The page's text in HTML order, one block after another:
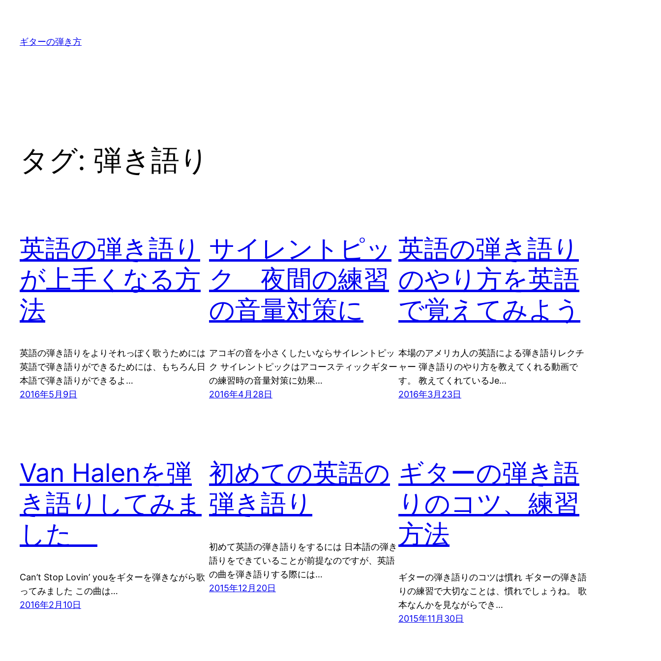
ギターの弾き方
タグ: 弾き語り
英語の弾き語り
が上手くなる方
法
英語の弾き語りをよりそれっぽく歌うためには
英語で弾き語りができるためには、もちろん日
本語で弾き語りができるよ…
2016年5月9日
サイレントピッ
ク 夜間の練習
の音量対策に
アコギの音を小さくしたいならサイレントピッ
ク サイレントピックはアコースティックギター
の練習時の音量対策に効果…
2016年4月28日
英語の弾き語り
のやり方を英語
で覚えてみよう
本場のアメリカ人の英語による弾き語りレクチ
ャー 弾き語りのやり方を教えてくれる動画で
す。 教えてくれているJe…
2016年3月23日
Van Halenを弾
き語りしてみま
した
Can’t Stop Lovin’ youをギターを弾きながら歌
ってみました この曲は…
2016年2月10日
初めての英語の
弾き語り
初めて英語の弾き語りをするには 日本語の弾き
語りをできていることが前提なのですが、英語
の曲を弾き語りする際には…
2015年12月20日
ギターの弾き語
りのコツ、練習
方法
ギターの弾き語りのコツは慣れ ギターの弾き語
りの練習で大切なことは、慣れでしょうね。 歌
本なんかを見ながらでき…
2015年11月30日